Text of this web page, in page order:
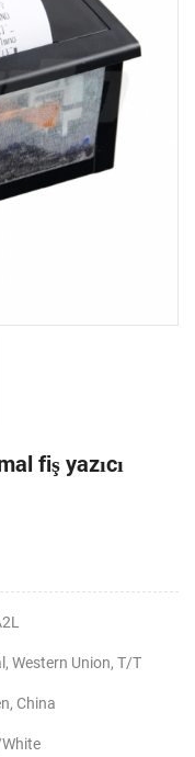
fiş yazıcı
Western Union, T/T
China